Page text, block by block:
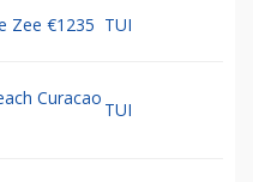
Zee €1235 TUI
Curacao
TUI